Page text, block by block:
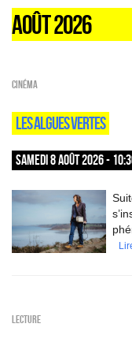
AOÛT 2026
Cinéma
LES ALGUES VERTES
SAMEDI 8 AOÛT 2026 -
Lecture